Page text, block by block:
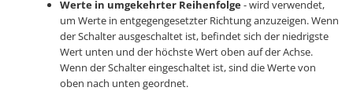
Werte in umgekehrter Reihenfolge- wird verwendet,
um Werte in entgegengesetzter Richtung anzuzeigen. Wenn
der Schalter ausgeschaltet ist, befindet sich der niedrigste
Wert unten und der höchste Wert oben auf der Achse.
Wenn der Schalter eingeschaltet ist, sind die Werte von
oben nach unten geordnet.